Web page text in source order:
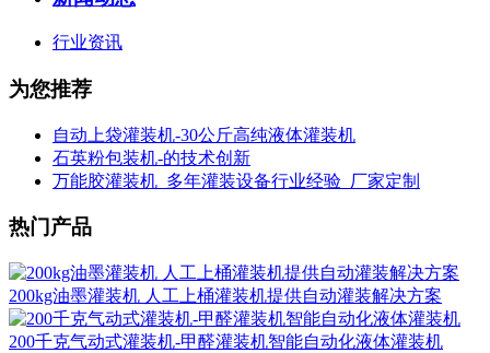
行业资讯
为您推荐
自动上袋灌装机-30公斤高纯液体灌装机
石英粉包装机-的技术创新
万能胶灌装机_多年灌装设备行业经验_厂家定制
热门产品
200kg油墨灌装机 人工上桶灌装机提供自动灌装解决方案
200千克气动式灌装机-甲醛灌装机智能自动化液体灌装机